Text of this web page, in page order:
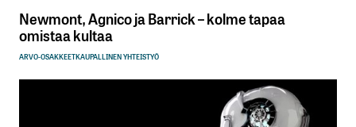
Newmont, Agnico ja Barrick – kolme tapaa
omistaa kultaa
ARVO-OSAKKEETKAUPALLINEN YHTEISTYÖ